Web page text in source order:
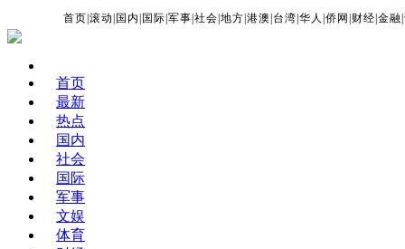
首页 |滚动 国内 国际 |军事 |社会 |地方 |港澳 台湾 |华人 |侨网 财经 |金融 |
首页
最新
热点
国内
社会
国际
军事
文娱
体育